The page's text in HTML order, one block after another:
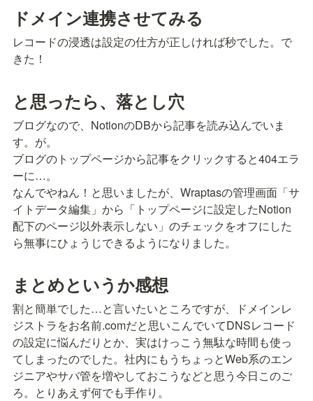
ドメイン連携させてみる
レコードの浸透は設定の仕方が正しければ秒でした。で
きた！
と思ったら、落とし穴
ブログなので、NotionのDBから記事を読み込んでいま
す。が。
ブログのトップページから記事をクリックすると404エラ
ーに…。
なんでやねん！と思いましたが、Wraptasの管理画面「サ
イトデータ編集」から「トップページに設定したNotion
配下のページ以外表示しない」のチェックをオフにした
ら無事にひょうじできるようになりました。
まとめというか感想
割と簡単でした…と言いたいところですが、ドメインレ
ジストラをお名前.comだと思いこんでいてDNSレコード
の設定に悩んだりとか、実はけっこう無駄な時間も使っ
てしまったのでした。社内にもうちょっとWeb系のエン
ジニアやサバ管を増やしておこうなどと思う今日このご
ろ。とりあえず何でも手作り。